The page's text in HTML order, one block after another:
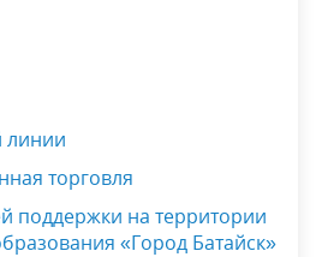
линии
торговля
поддержки на территории
«Город Батайск»